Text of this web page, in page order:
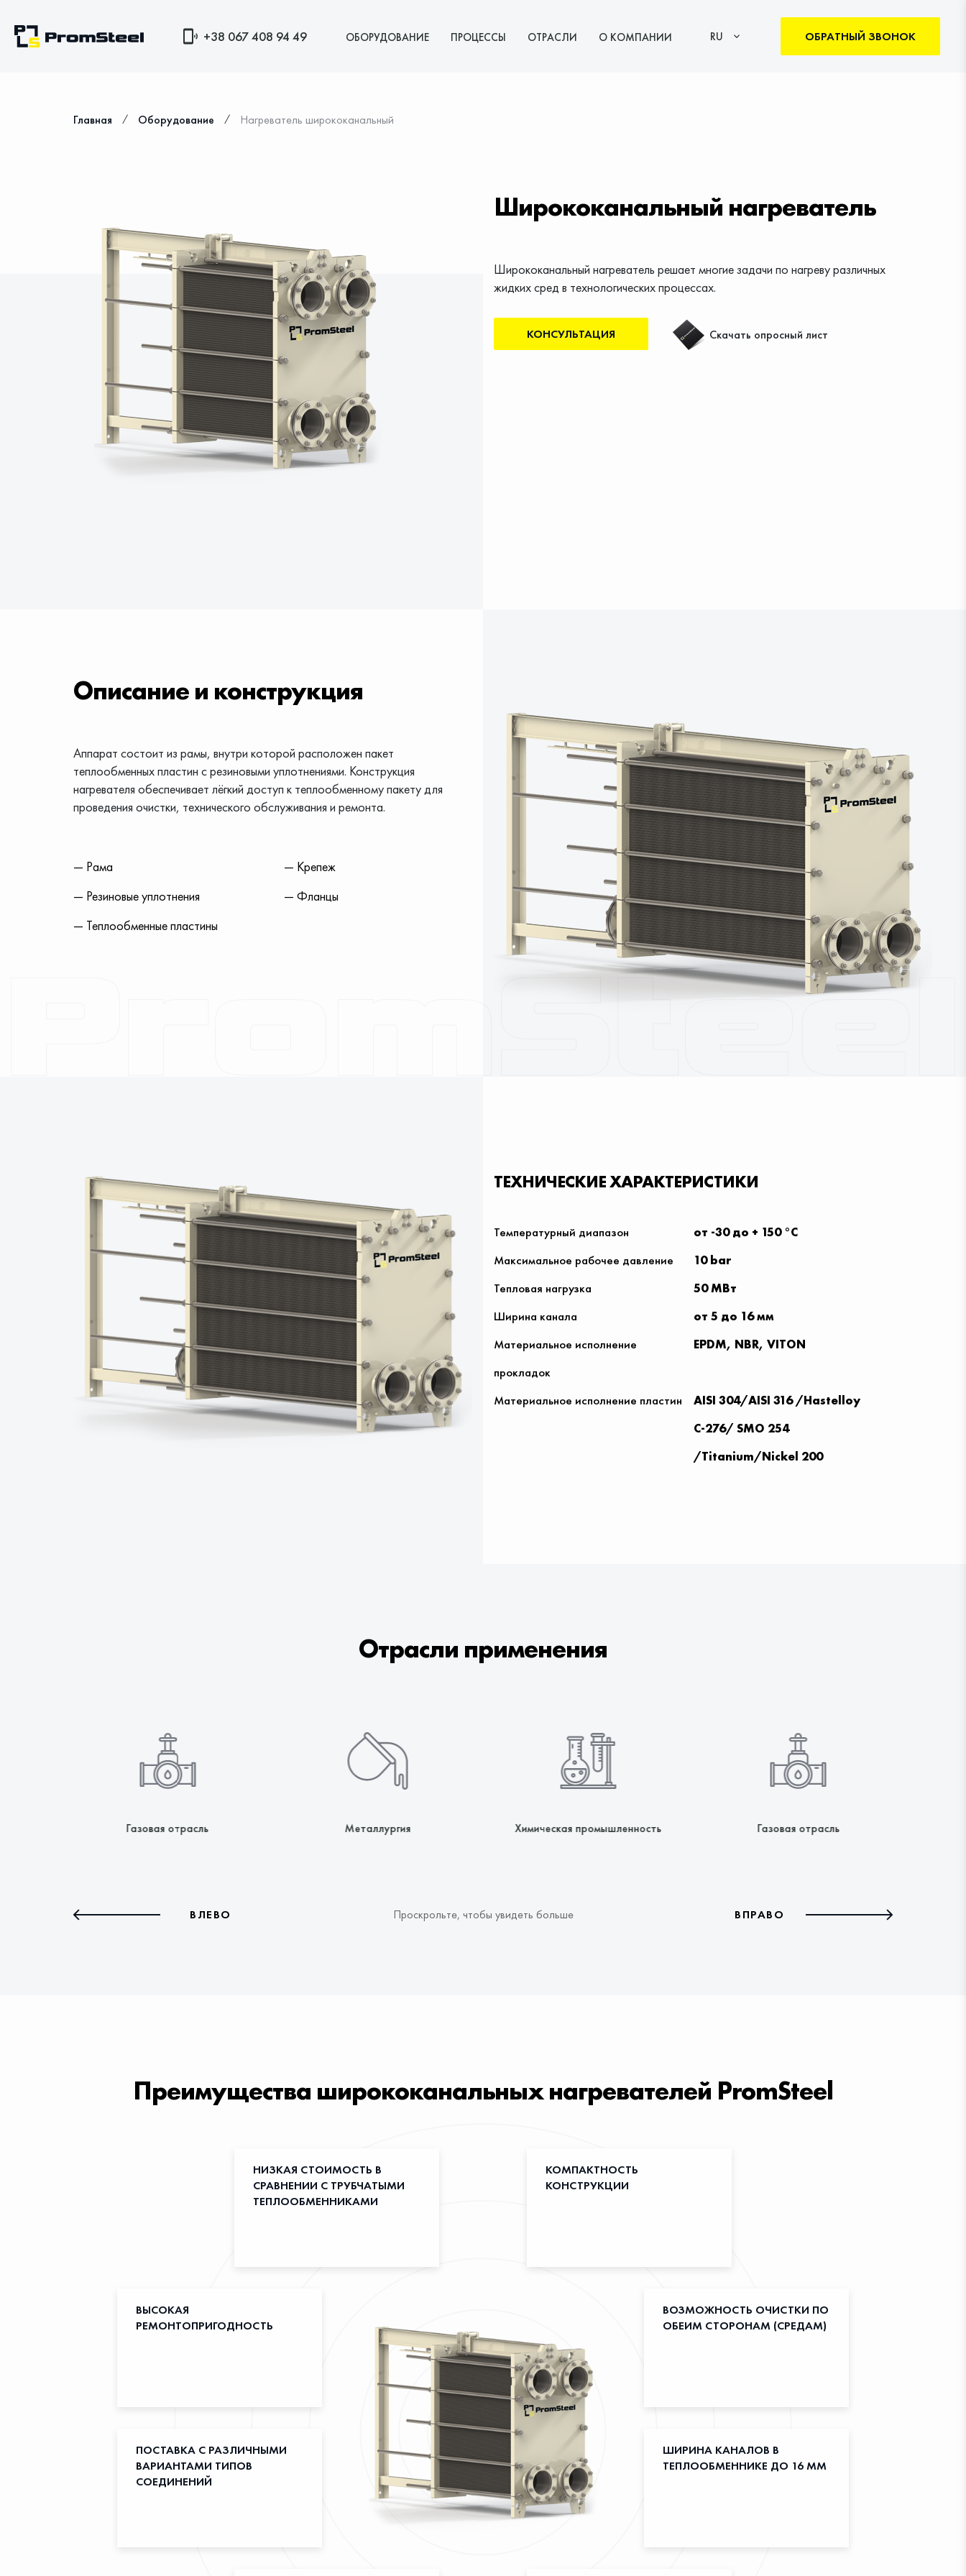
+38 067 408 94 49 ОБОРУДОВАНИЕ ПРОЦЕССЫ ОТРАСЛИ О КОМПАНИИ RU ОБРАТНЫЙ ЗВОНОК
Главная ⁄ Оборудование ⁄ Нагреватель ширококанальный
Ширококанальный нагреватель
Ширококанальный нагреватель решает многие задачи по нагреву различных
жидких сред в технологических процессах.
КОНСУЛЬТАЦИЯ Скачать опросный лист
Описание и конструкция
Аппарат состоит из рамы, внутри которой расположен пакет
теплообменных пластин с резиновыми уплотнениями. Конструкция
нагревателя обеспечивает лёгкий доступ к теплообменному пакету для
проведения очистки, технического обслуживания и ремонта.
— Рама
— Резиновые уплотнения
— Теплообменные пластины
— Крепеж
— Фланцы
ТЕХНИЧЕСКИЕ ХАРАКТЕРИСТИКИ
Температурный диапазон
от -30 до + 150 °С
Максимальное рабочее давление
10 bar
Тепловая нагрузка
50 МВт
Ширина канала
от 5 до 16 мм
Материальное исполнение
прокладок
EPDM, NBR, VITON
Материальное исполнение пластин
AISI 304/AISI 316 /Hastelloy
С-276/ SMO 254
/Titanium/Nickel 200
Отрасли применения
Газовая отрасль Металлургия Химическая промышленность Газовая отрасль
ВЛЕВО Проскрольте, чтобы увидеть больше ВПРАВО
Преимущества ширококанальных нагревателей PromSteel
НИЗКАЯ СТОИМОСТЬ В
СРАВНЕНИИ С ТРУБЧАТЫМИ
ТЕПЛООБМЕННИКАМИ
КОМПАКТНОСТЬ
КОНСТРУКЦИИ
ВЫСОКАЯ
РЕМОНТОПРИГОДНОСТЬ
ВОЗМОЖНОСТЬ ОЧИСТКИ ПО
ОБЕИМ СТОРОНАМ (СРЕДАМ)
ПОСТАВКА С РАЗЛИЧНЫМИ
ВАРИАНТАМИ ТИПОВ
СОЕДИНЕНИЙ
ШИРИНА КАНАЛОВ В
ТЕПЛООБМЕННИКЕ ДО 16 ММ
Ваши контактные данные не